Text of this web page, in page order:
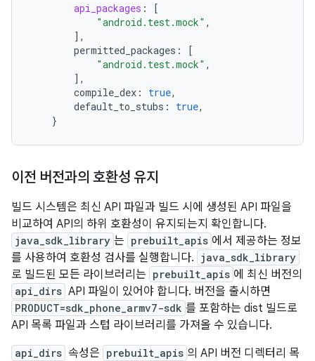
api_packages :
[
"android.test.mock" ,
] ,
permitted_packages :
[
"android.test.mock" ,
] ,
compile_dex : true,
default_to_stubs : true,
}
이전 버전과의 호환성 유지
빌드 시스템은 최신 API 파일과 빌드 시에 생성된 API 파일을
비교하여 API의 하위 호환성이 유지되는지 확인합니다.
java_sdk_library 는 prebuilt_apis 에서 제공하는 정보
를 사용하여 호환성 검사를 실행합니다. java_sdk_library
로 빌드된 모든 라이브러리는 prebuilt_apis 에 최신 버전의
api_dirs API 파일이 있어야 합니다. 버전을 출시하면
PRODUCT=sdk_phone_armv7-sdk 를 포함하는 dist 빌드로
API 목록 파일과 스텁 라이브러리를 가져올 수 있습니다.
api_dirs 속성은 prebuilt_apis 의 API 버전 디렉터리 목